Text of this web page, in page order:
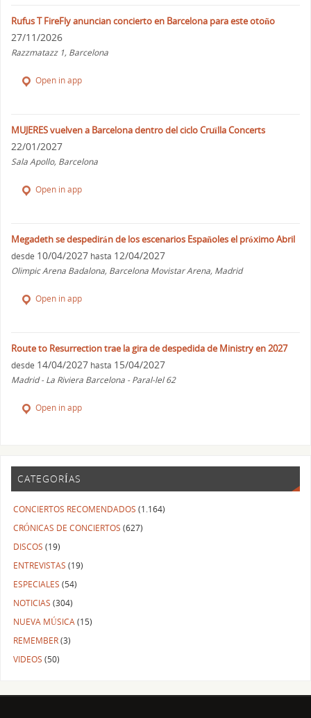
Rufus T FireFly anuncian concierto en Barcelona para este otoño
27/11/2026
Razzmatazz 1, Barcelona
Open in app
MUJERES vuelven a Barcelona dentro del ciclo Cruïlla Concerts
22/01/2027
Sala Apollo, Barcelona
Open in app
Megadeth se despedirán de los escenarios Españoles el próximo Abril
desde 10/04/2027 hasta 12/04/2027
Olimpic Arena Badalona, Barcelona Movistar Arena, Madrid
Open in app
Route to Resurrection trae la gira de despedida de Ministry en 2027
desde 14/04/2027 hasta 15/04/2027
Madrid - La Riviera Barcelona - Paral-lel 62
Open in app
CATEGORÍAS
CONCIERTOS RECOMENDADOS (1.164)
CRÓNICAS DE CONCIERTOS (627)
DISCOS (19)
ENTREVISTAS (19)
ESPECIALES (54)
NOTICIAS (304)
NUEVA MÚSICA (15)
REMEMBER(3)
VIDEOS (50)